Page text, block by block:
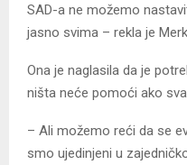
SAD-a ne možemo
jasno svima – rekla je
Ona je naglasila da je
ništa neće pomoći ako
– Ali možemo reći da se
smo ujedinjeni u